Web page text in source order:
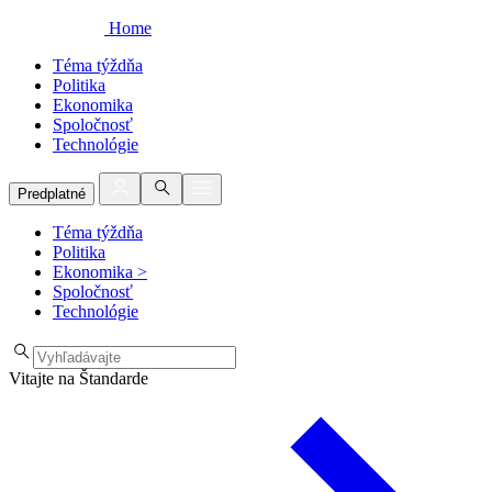
Home
Téma týždňa
Politika
Ekonomika
Spoločnosť
Technológie
Predplatné
Téma týždňa
Politika
Ekonomika >
Spoločnosť
Technológie
Vitajte na Štandarde